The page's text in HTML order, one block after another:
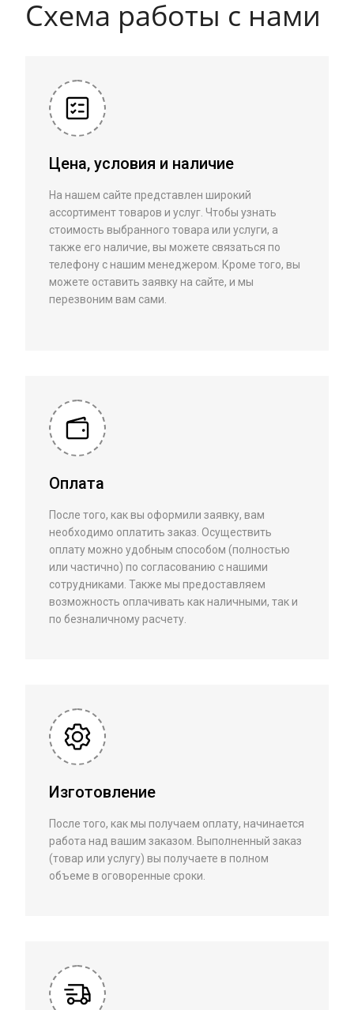
Схема работы с нами
Цена, условия и наличие
На нашем сайте представлен широкий
ассортимент товаров и услуг. Чтобы узнать
стоимость выбранного товара или услуги, а
также его наличие, вы можете связаться по
телефону с нашим менеджером. Кроме того, вы
можете оставить заявку на сайте, и мы
перезвоним вам сами.
Оплата
После того, как вы оформили заявку, вам
необходимо оплатить заказ. Осуществить
оплату можно удобным способом (полностью
или частично) по согласованию с нашими
сотрудниками. Также мы предоставляем
возможность оплачивать как наличными, так и
по безналичному расчету.
Изготовление
После того, как мы получаем оплату, начинается
работа над вашим заказом. Выполненный заказ
(товар или услугу) вы получаете в полном
объеме в оговоренные сроки.